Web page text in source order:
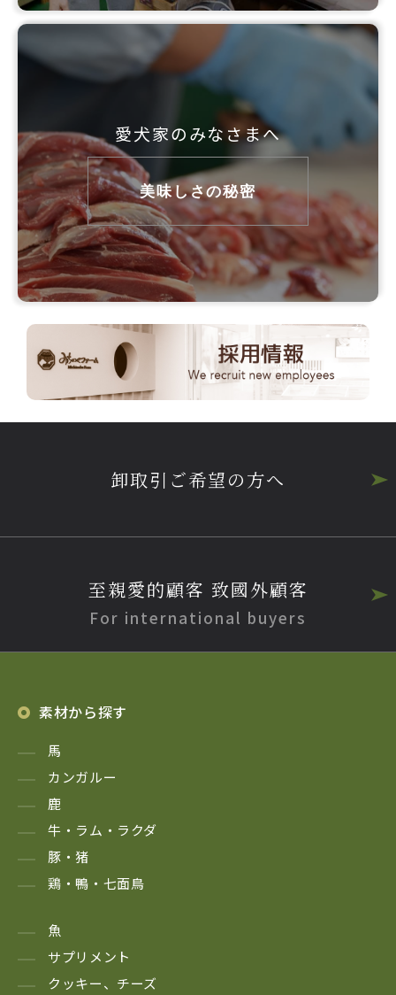
愛犬家のみなさまへ
美味しさの秘密
卸取引ご希望の方へ
至親愛的顧客 致國外顧客
For international buyers
素材から探す
馬
カンガルー
鹿
牛・ラム・ラクダ
豚・猪
鶏・鴨・七面鳥
魚
サプリメント
クッキー、チーズ